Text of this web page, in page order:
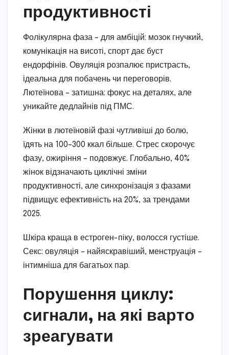
продуктивності
Фолікулярна фаза – для амбіцій: мозок гнучкий,
комунікація на висоті, спорт дає буст
ендорфінів. Овуляція розпалює пристрасть,
ідеальна для побачень чи переговорів.
Лютеїнова – затишна: фокус на деталях, але
уникайте дедлайнів під ПМС.
Жінки в лютеїновій фазі чутливіші до болю,
їдять на 100–300 ккал більше. Стрес скорочує
фазу, ожиріння – подовжує. Глобально, 40%
жінок відзначають циклічні зміни
продуктивності, але синхронізація з фазами
підвищує ефективність на 20%, за трендами
2025.
Шкіра краща в естроген-піку, волосся густіше.
Секс: овуляція – найяскравіший, менструація –
інтимніша для багатьох пар.
Порушення циклу:
сигнали, на які варто
зреагувати